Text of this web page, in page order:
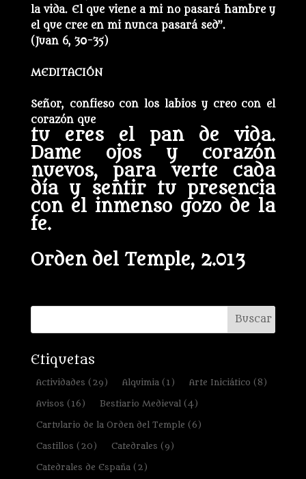
la vida. El que viene a mi no pasará hambre y
el que cree en mi nunca pasará sed”.
(Juan 6, 30-35)
MEDITACIÓN
Señor, confieso con los labios y creo con el
corazón que
tu eres el pan de vida.
Dame ojos y corazón
nuevos, para verte cada
día y sentir tu presencia
con el inmenso gozo de la
fe.
Orden del Temple, 2.013
Etiquetas
Actividades (29) Alquimia (1) Arte Iniciático (8)
Avisos (16) Bestiario Medieval (4)
Cartulario de la Orden del Temple (6)
Castillos (20) Catedrales (9)
Catedrales de España (2)